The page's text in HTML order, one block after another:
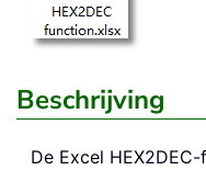
Beschrijving
De Excel HEX2DEC-